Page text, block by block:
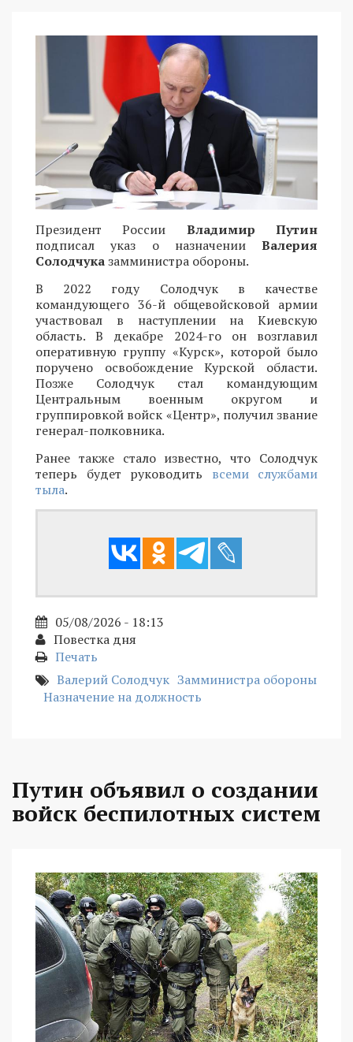
Президент России Владимир Путин
подписал указ о назначенииВалерия
Солодчуказамминистра обороны.
В 2022 году Солодчук в качестве
командующего 36-й общевойсковой армии
участвовал в наступлении на Киевскую
область. В декабре 2024-го он возглавил
оперативную группу «Курск», которой было
поручено освобождение Курской области.
Позже Солодчук стал командующим
Центральным военным округом и
группировкой войск «Центр», получил звание
генерал-полковника.
Ранее также стало известно, что Солодчук
теперь будет руководить всеми службами
тыла.
05/08/2026 - 18:13
Повестка дня
Печать
Валерий Солодчук Замминистра обороны
Назначение на должность
Путин объявил о создании
войск беспилотных систем